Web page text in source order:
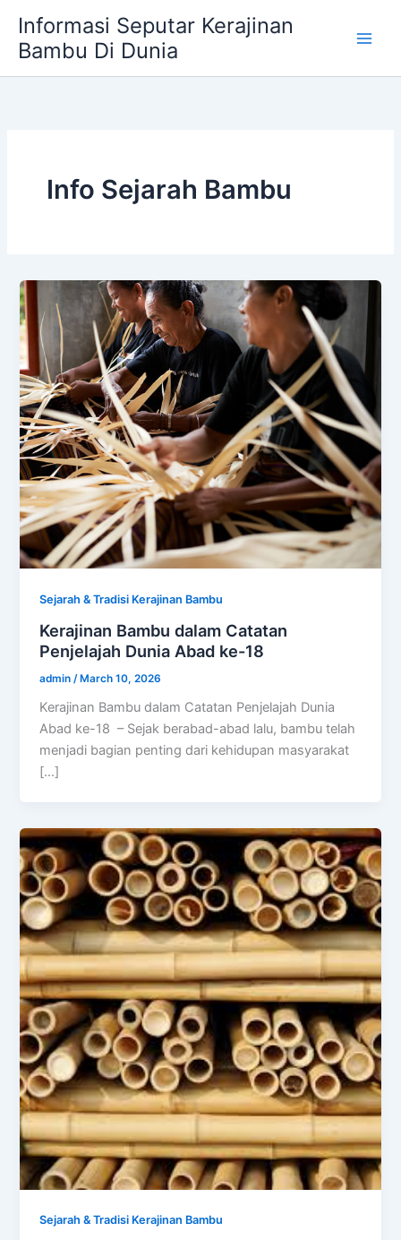
content
Informasi Seputar Kerajinan
Bambu Di Dunia
Info Sejarah Bambu
Sejarah & Tradisi Kerajinan Bambu
Kerajinan Bambu dalam Catatan
Penjelajah Dunia Abad ke-18
admin /March 10, 2026
Kerajinan Bambu dalam Catatan Penjelajah Dunia
Abad ke-18 – Sejak berabad-abad lalu, bambu telah
menjadi bagian penting dari kehidupan masyarakat
[…]
Sejarah & Tradisi Kerajinan Bambu